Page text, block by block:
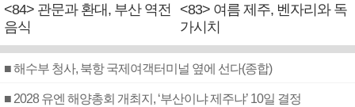
<84> 관문과 환대, 부산 역전
음식
<83> 여름 제주, 벤자리와 독
가시치
■ 해수부 청사, 북항 국제여객터미널 옆에 선다(종합)
■ 2028 유엔 해양총회 개최지, ‘부산이냐 제주냐’ 10일 결정